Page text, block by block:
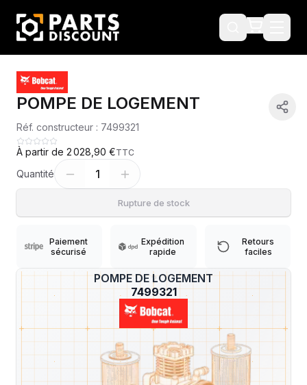
?
POMPE DE LOGEMENT
7499321
POMPE DE LOGEMENT
Réf. constructeur : 7499321
À partir de 2 028,90 €TTC
Quantité 1
Rupture de stock
Paiement
sécurisé
Expédition
rapide
Retours
faciles
Machines compatibles
Expédition et Retours
Sous réserve de disponibilité des stocks.